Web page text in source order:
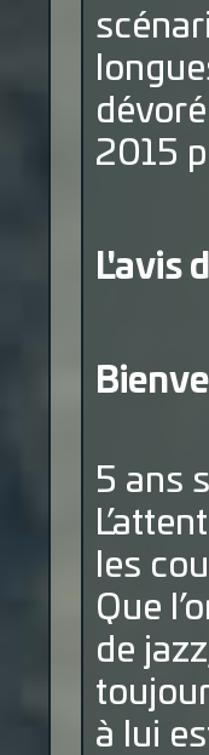
2015
L'avis
5 ans
les
Que
de
à lui